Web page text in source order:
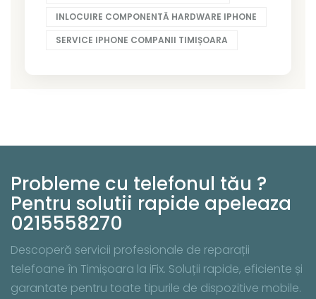
INLOCUIRE COMPONENTĂ HARDWARE IPHONE
SERVICE IPHONE COMPANII TIMIȘOARA
Probleme cu telefonul tău ?
Pentru solutii rapide apeleaza
0215558270
Descoperă servicii profesionale de reparații
telefoane în Timișoara la iFix. Soluții rapide, eficiente și
garantate pentru toate tipurile de dispozitive mobile.